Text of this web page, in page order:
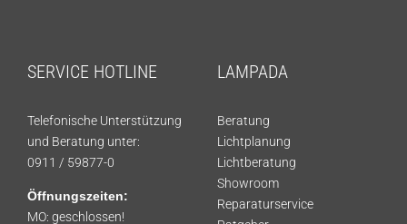
SERVICE HOTLINE
Telefonische Unterstützung
und Beratung unter:
0911 / 59877-0
Öffnungszeiten:
MO: geschlossen!
LAMPADA
Beratung
Lichtplanung
Lichtberatung
Showroom
Reparaturservice